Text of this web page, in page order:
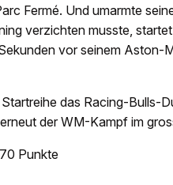
Fermé. Und umarmte
verzichten musste,
vor seinem Aston-
das Racing-Bulls-
der WM-Kampf im
Punkte